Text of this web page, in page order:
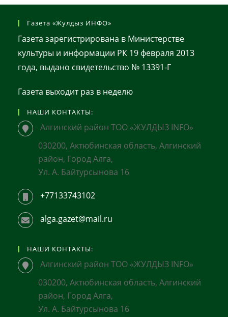
Газета «Жулдыз ИНФО»
Газета зарегистрирована в Министерстве
культуры и информации РК 19 февраля 2013
года, выдано свидетельство № 13391-Г
Газета выходит раз в неделю
НАШИ КОНТАКТЫ:
Алгинский район ТОО «ЖУЛДЫЗ INFO»
030200, Актюбинская область, Алгинский
район, Город Алга,
Ул. А. Байтурсынова 16
+77133743102
alga.gazet@mail.ru
НАШИ КОНТАКТЫ:
Алгинский район ТОО «ЖУЛДЫЗ INFO»
030200, Актюбинская область, Алгинский
район, Город Алга,
Ул. А. Байтурсынова 16